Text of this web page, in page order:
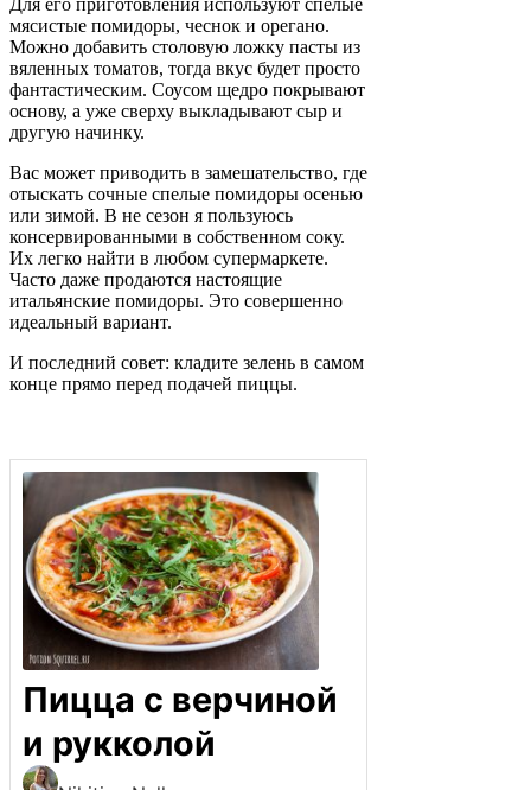
мясистые помидоры, чеснок и орегано.
Можно добавить столовую ложку пасты из
вяленных томатов, тогда вкус будет просто
фантастическим. Соусом щедро покрывают
основу, а уже сверху выкладывают сыр и
другую начинку.
Вас может приводить в замешательство, где
отыскать сочные спелые помидоры осенью
или зимой. В не сезон я пользуюсь
консервированными в собственном соку.
Их легко найти в любом супермаркете.
Часто даже продаются настоящие
итальянские помидоры. Это совершенно
идеальный вариант.
И последний совет: кладите зелень в самом
конце прямо перед подачей пиццы.
Пицца с верчиной
и рукколой